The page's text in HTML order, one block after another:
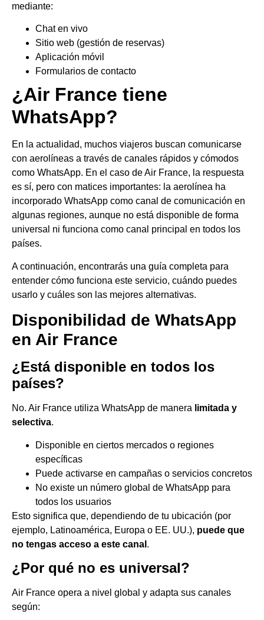
mediante:
Chat en vivo
Sitio web (gestión de reservas)
Aplicación móvil
Formularios de contacto
¿Air France tiene
WhatsApp?
En la actualidad, muchos viajeros buscan comunicarse
con aerolíneas a través de canales rápidos y cómodos
como WhatsApp. En el caso de Air France, la respuesta
es sí, pero con matices importantes: la aerolínea ha
incorporado WhatsApp como canal de comunicación en
algunas regiones, aunque no está disponible de forma
universal ni funciona como canal principal en todos los
países.
A continuación, encontrarás una guía completa para
entender cómo funciona este servicio, cuándo puedes
usarlo y cuáles son las mejores alternativas.
Disponibilidad de WhatsApp
en Air France
¿Está disponible en todos los
países?
No. Air France utiliza WhatsApp de manera limitada y
selectiva.
Disponible en ciertos mercados o regiones
específicas
Puede activarse en campañas o servicios concretos
No existe un número global de WhatsApp para
todos los usuarios
Esto significa que, dependiendo de tu ubicación (por
ejemplo, Latinoamérica, Europa o EE. UU.), puede que
no tengas acceso a este canal .
¿Por qué no es universal?
Air France opera a nivel global y adapta sus canales
según: